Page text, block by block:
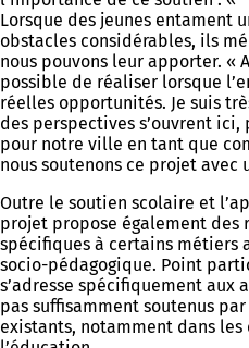
Lorsque des jeunes entament
obstacles considérables, ils
nous pouvons leur apporter. «
possible de réaliser lorsque
réelles opportunités. Je suis
des perspectives s’ouvrent
pour notre ville en tant que
nous soutenons ce projet
Outre le soutien scolaire et
projet propose également des
spécifiques à certains métiers
socio-pédagogique. Point
s’adresse spécifiquement aux
pas suffisamment soutenus
existants, notamment dans les